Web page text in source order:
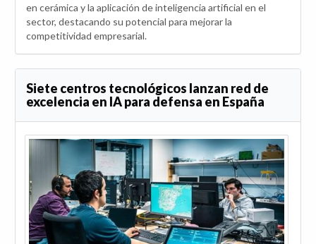
en cerámica y la aplicación de inteligencia artificial en el
sector, destacando su potencial para mejorar la
competitividad empresarial.
Siete centros tecnológicos lanzan red de
excelencia en IA para defensa en España